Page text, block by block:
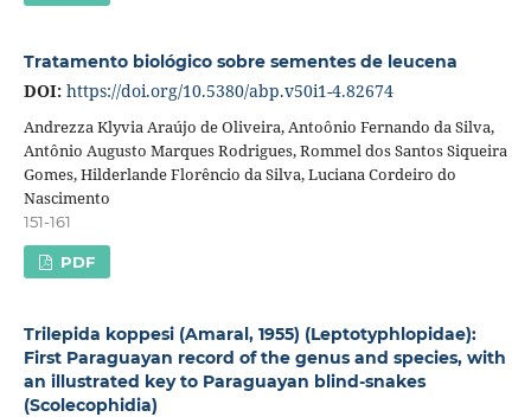
Tratamento biológico sobre sementes de leucena
DOI: https://doi.org/10.5380/abp.v50i1-4.82674
Andrezza Klyvia Araújo de Oliveira, Antoônio Fernando da Silva,
Antônio Augusto Marques Rodrigues, Rommel dos Santos Siqueira
Gomes, Hilderlande Florêncio da Silva, Luciana Cordeiro do
Nascimento
151-161
PDF
Trilepida koppesi (Amaral, 1955) (Leptotyphlopidae):
First Paraguayan record of the genus and species, with
an illustrated key to Paraguayan blind-snakes
(Scolecophidia)